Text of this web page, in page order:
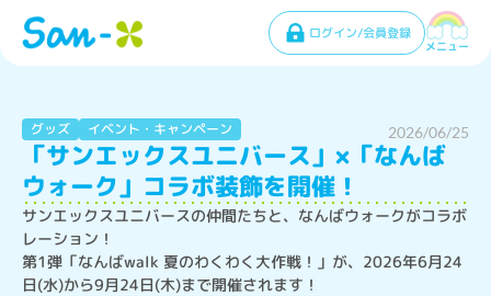
ログイン/会員登録
メニュー
グッズ イベント・キャンペーン 2026/06/25
「サンエックスユニバース」×「なんば
ウォーク」コラボ装飾を開催！
サンエックスユニバースの仲間たちと、なんばウォークがコラボ
レーション！
第1弾「なんばwalk 夏のわくわく大作戦！」が、2026年6月24
日(水)から9月24日(木)まで開催されます！